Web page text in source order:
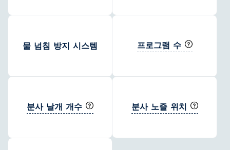
물 넘침 방지 시스템 프로그램 수
분사 날개 개수 분사 노즐 위치